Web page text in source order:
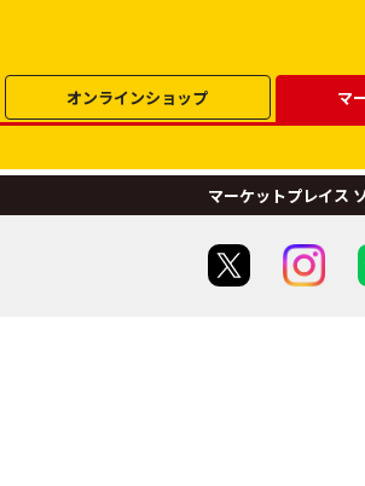
オンラインショップ マ
マーケットプレイス